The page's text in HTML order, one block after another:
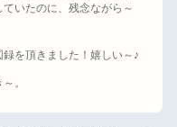
いたのに、残念ながら～
を頂きました！嬉しい～ ♪
。